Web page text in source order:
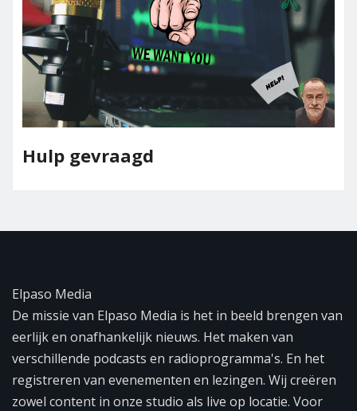
Elpaso Media
De missie van Elpaso Media is het in beeld brengen van
eerlijk en onafhankelijk nieuws. Het maken van
verschillende podcasts en radioprogramma's. En het
registreren van evenementen en lezingen. Wij creëren
zowel content in onze studio als live op locatie. Voor